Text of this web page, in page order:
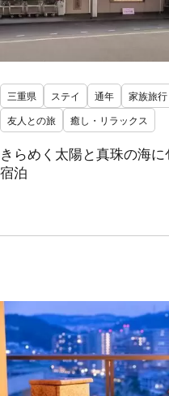
三重県 ステイ 通年 家族旅行
友人との旅
癒し・リラックス
きらめく太陽と真珠の海
宿泊